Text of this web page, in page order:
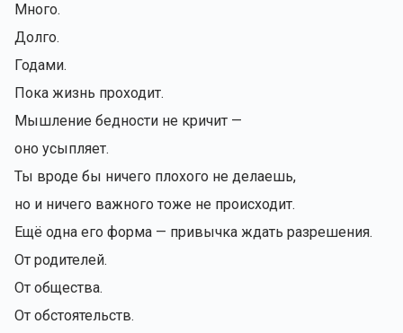
Много.
Долго.
Годами.
Пока жизнь проходит.
Мышление бедности не кричит —
оно усыпляет.
Ты вроде бы ничего плохого не делаешь,
но и ничего важного тоже не происходит.
Ещё одна его форма — привычка ждать разрешения.
От родителей.
От общества.
От обстоятельств.